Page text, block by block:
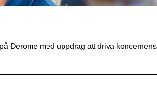
Derome med uppdrag att driva koncernens